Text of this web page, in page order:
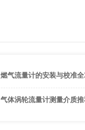
燃气流量计的安装与校准
气体涡轮流量计测量介质